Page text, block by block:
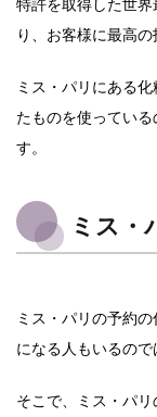
特許を取得した世
り、お客様に最高
ミス・パリにある
たものを使ってい
す。
ミス・
ミス・パリの予約
になる人もいるので
そこで、ミス・パ